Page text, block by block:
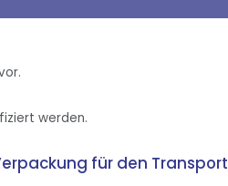
werden.
für den Transport